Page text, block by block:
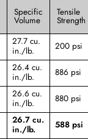
Specific
Volume
Tensile
Strength
27.7 cu.
in./lb.
200 psi
26.4 cu.
in./lb.
886 psi
26.6 cu.
in./lb.
880 psi
26.7 cu.
in./lb.
588 psi